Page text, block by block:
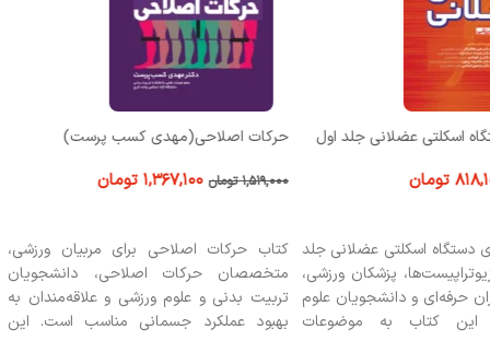
اسکلتی عضلانی جلد اول
تومان
دستگاه اسکلتی عضلانی جلد
پزشکان ورزشی،
حرفه‌ای و دانشجویان علوم
کتاب به موضوعات
حرکات اصلاحی(مهدی کسب پرست)
۱,۵۱۹,۰۰۰ تومان ۱,۳۶۷,۱۰۰ تومان
کتاب حرکات اصلاحی برای مربیان ورزشی،
متخصصان حرکات اصلاحی، دانشجویان
تربیت بدنی و علوم ورزشی و علاقه‌مندان به
بهبود عملکرد جسمانی مناسب است. این